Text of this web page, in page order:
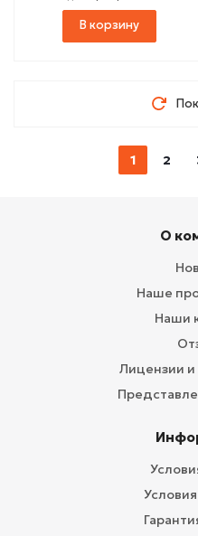
В корзину
1 2
О
Наше
Наши
Лицензии